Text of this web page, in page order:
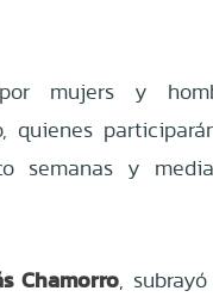
mujers y
quienes
semanas y
Chamorro,